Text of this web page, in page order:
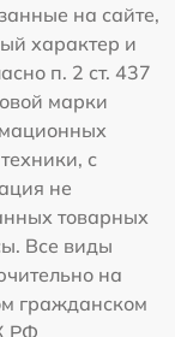
на сайте,
характер и
п. 2 ст. 437
марки
с
не
товарных
Все виды
на
гражданском
РФ.